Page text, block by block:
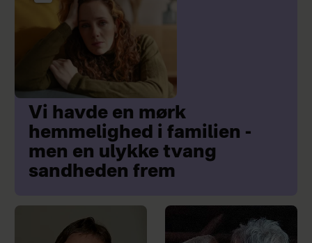
Vi havde en mørk
hemmelighed i familien -
men en ulykke tvang
sandheden frem